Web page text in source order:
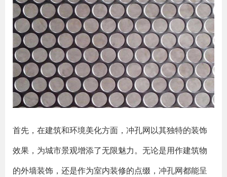
首先，在建筑和环境美化方面，冲孔网以其独特的装饰
效果，为城市景观增添了无限魅力。无论是用作建筑物
的外墙装饰，还是作为室内装修的点缀，冲孔网都能呈